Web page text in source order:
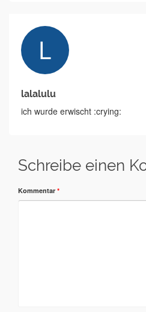
lalalulu
ich wurde erwischt :crying:
Schreibe einen
Kommentar *